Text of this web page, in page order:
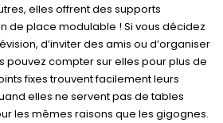
elles offrent des supports
de place modulable ! Si vous décidez
d’inviter des amis ou d’organiser
pouvez compter sur elles pour plus de
fixes trouvent facilement leurs
elles ne servent pas de tables
les mêmes raisons que les gigognes.